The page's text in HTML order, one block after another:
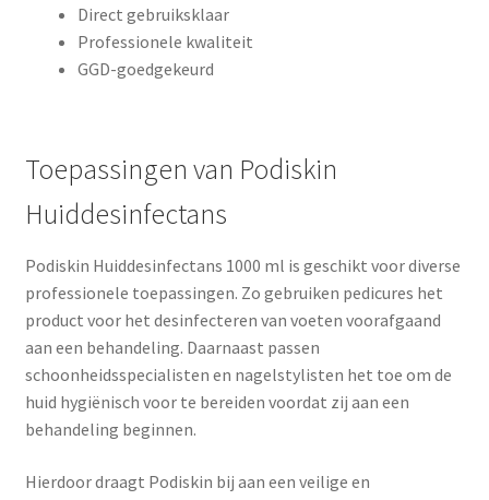
Direct gebruiksklaar
Professionele kwaliteit
GGD-goedgekeurd
Toepassingen van Podiskin
Huiddesinfectans
Podiskin Huiddesinfectans 1000 ml is geschikt voor diverse
professionele toepassingen. Zo gebruiken pedicures het
product voor het desinfecteren van voeten voorafgaand
aan een behandeling. Daarnaast passen
schoonheidsspecialisten en nagelstylisten het toe om de
huid hygiënisch voor te bereiden voordat zij aan een
behandeling beginnen.
Hierdoor draagt Podiskin bij aan een veilige en